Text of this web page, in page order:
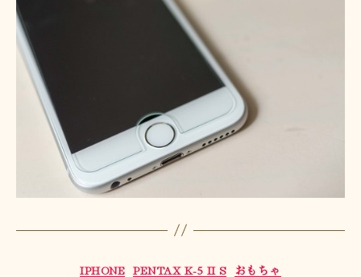
カ
IPHONE PENTAX K-5 II S おもちゃ